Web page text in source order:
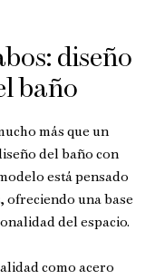
diseño
baño
más que un
del baño con
está pensado
ofreciendo una base
del espacio.
como acero